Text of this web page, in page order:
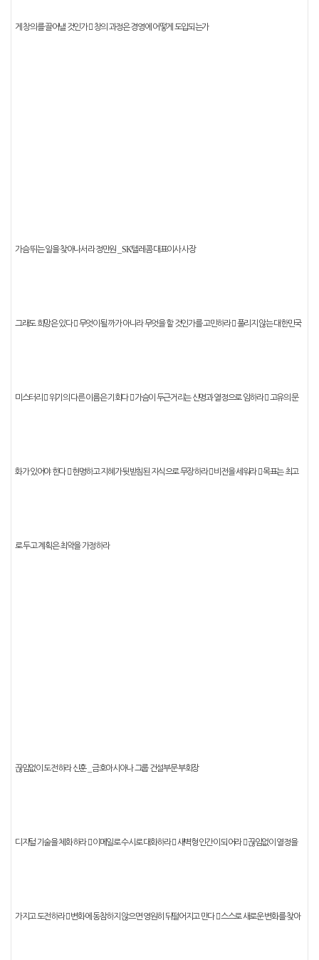
게 창의를 끌어낼 것인가 창의 과정은 경영에 어떻게 도입되는가
가슴 뛰는 일을 찾아나서라정만원 _ SK텔레콤 대표이사 사장
그래도 희망은 있다 무엇이 될까가 아니라 무엇을 할 것인가를 고민하라 풀리지 않는 대한민국
미스터리 위기의 다른 이름은 기회다 󰠐가슴이 두근거리는 신명과 열정으로 임하라 고유의 문
화가 있어야 한다 현명하고 지혜가 뒷받침된 지식으로 무장하라 비전을 세워라 󰠐목표는 최고
로 두고 계획은 최악을 가정하라
끊임없이 도전하라신훈 _금호아시아나 그룹 건설부문 부회장
디지털 기술을 체화하라 이메일로 수시로 대화하라 새벽형 인간이 되어라 󰠐끊임없이 열정을
가지고 도전하라 변화에 동참하지 않으면 영원히 뒤떨어지고 만다 󰠐스스로 새로운 변화를 찾아